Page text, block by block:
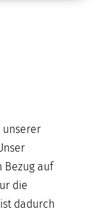
unserer
Bezug auf
die
dadurch